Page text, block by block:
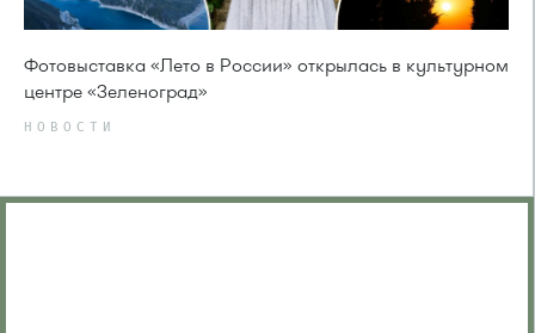
Фотовыставка «Лето в России» открылась в культурном
центре «Зеленоград»
НОВОСТИ